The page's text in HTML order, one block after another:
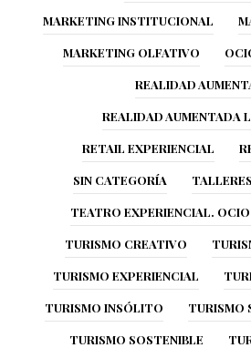
MARKETING INSTITUCIONAL
MARKETING OLFATIVO
REALIDAD
REALIDAD AUMENTADA
RETAIL EXPERIENCIAL
SIN CATEGORÍA
TEATRO EXPERIENCIAL.
TURISMO CREATIVO
TURISMO EXPERIENCIAL
TURISMO INSÓLITO TURISMO
TURISMO SOSTENIBLE